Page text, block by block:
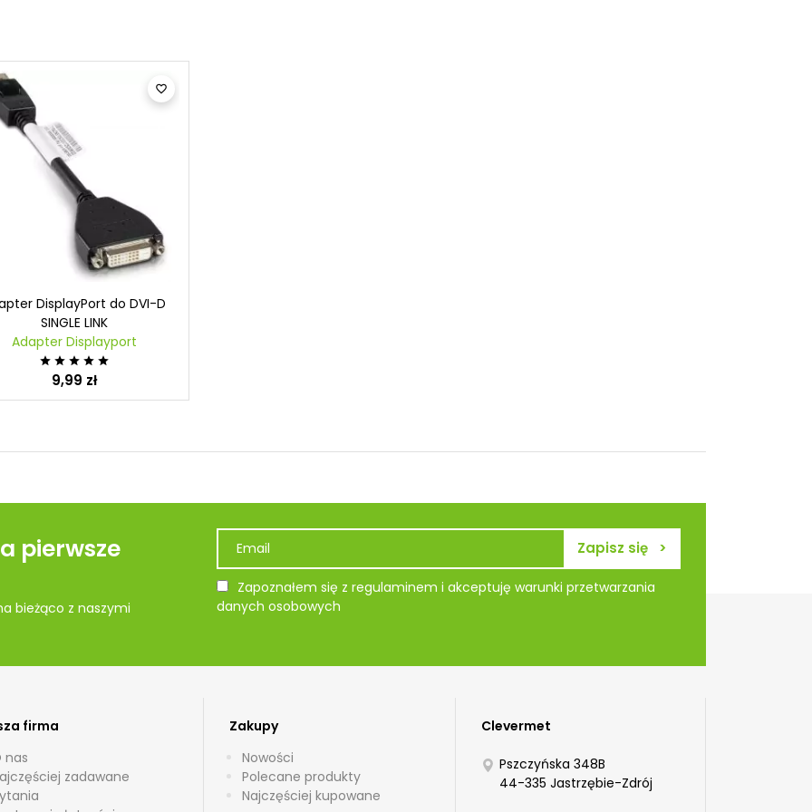

DisplayPort do DVI-D
SINGLE LINK
Adapter Displayport
    
9,99 zł
pierwsze
bieżąco z naszymi
Zapoznałem się z regulaminem i akceptuję warunki przetwarzania
danych osobowych
firma
nas
zadawane
Zakupy
Nowości
Polecane produkty
Najczęściej kupowane
Clevermet
Pszczyńska 348B
44-335 Jastrzębie-Zdrój